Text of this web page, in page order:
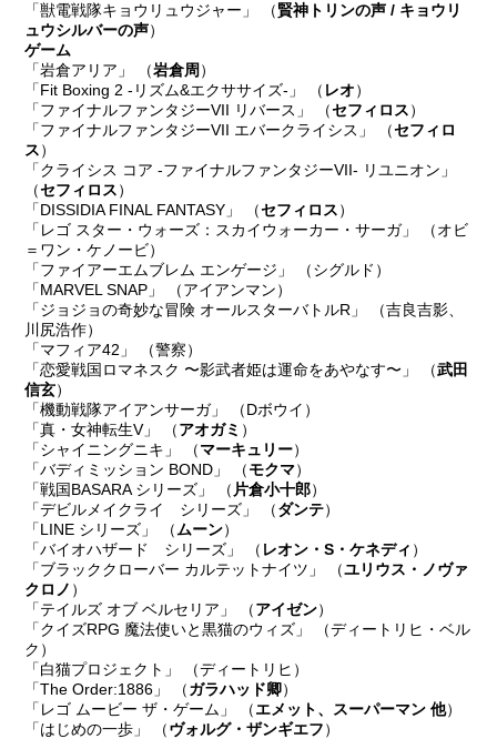
「獣電戦隊キョウリュウジャー」 （賢神トリンの声 / キョウリ
ュウシルバーの声）
ゲーム
「岩倉アリア」 （岩倉周 ）
「Fit Boxing 2 -リズム&エクササイズ-」 （ レオ）
「ファイナルファンタジーVII リバース」 （セフィロス）
「ファイナルファンタジーVII エバークライシス」 （セフィロ
ス）
「クライシス コア -ファイナルファンタジーVII- リユニオン」
（セフィロス）
「DISSIDIA FINAL FANTASY」 （セフィロス）
「レゴ スター・ウォーズ：スカイウォーカー・サーガ」 （オビ
＝ワン・ケノービ）
「ファイアーエムブレム エンゲージ」 （シグルド）
「MARVEL SNAP」 （アイアンマン）
「ジョジョの奇妙な冒険 オールスターバトルR」 （吉良吉影、
川尻浩作）
「マフィア42」 （警察）
「恋愛戦国ロマネスク 〜影武者姫は運命をあやなす〜」 （武田
信玄）
「機動戦隊アイアンサーガ」 （Dボウイ）
「真・女神転生V」 （アオガミ ）
「シャイニングニキ」 （マーキュリー）
「バディミッション BOND」 （モクマ）
「戦国BASARA シリーズ」 （ 片倉小十郎）
「デビルメイクライ シリーズ」 （ダンテ）
「LINE シリーズ」 （ムーン）
「バイオハザード シリーズ」 （ レオン・S・ケネディ ）
「ブラッククローバー カルテットナイツ」 （ユリウス・ノヴァ
クロノ ）
「テイルズ オブ ベルセリア」 （アイゼン）
「クイズRPG 魔法使いと黒猫のウィズ」 （ディートリヒ・ベル
ク）
「白猫プロジェクト」 （ディートリヒ）
「The Order:1886」 （ガラハッド卿）
「レゴ ムービー ザ・ゲーム」 （エメット、スーパーマン 他）
「はじめの一歩」 （ヴォルグ・ザンギエフ）